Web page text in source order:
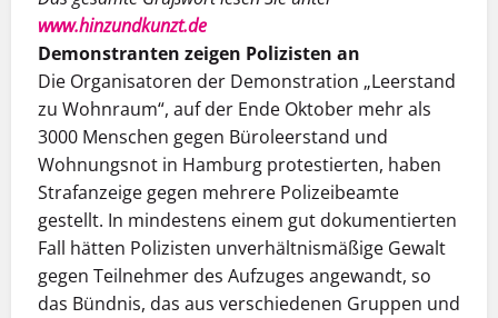
www.hinzundkunzt.de
Demonstranten zeigen Polizisten an
Die Organisatoren der Demonstration „Leerstand
zu Wohnraum“, auf der Ende Oktober mehr als
3000 Menschen gegen Büroleerstand und
Wohnungsnot in Hamburg protestierten, haben
Strafanzeige gegen mehrere Polizeibeamte
gestellt. In mindestens einem gut dokumentierten
Fall hätten Polizisten unverhältnismäßige Gewalt
gegen Teilnehmer des Aufzuges angewandt, so
das Bündnis, das aus verschiedenen Gruppen und